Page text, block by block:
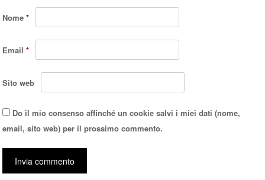
Nome*
Email*
Sito web
Do il mio consenso affinché un cookie salvi i miei dati (nome,
email, sito web) per il prossimo commento.